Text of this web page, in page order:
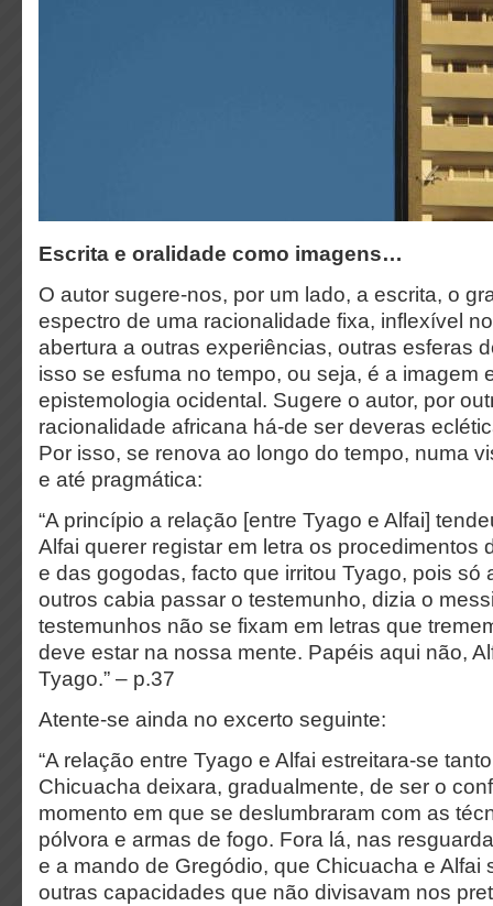
Escrita e oralidade como imagens…
O autor sugere-nos, por um lado, a escrita, o
espectro de uma racionalidade fixa, inflexível
abertura a outras experiências, outras esferas
isso se esfuma no tempo, ou seja, é a imagem
epistemologia ocidental. Sugere o autor, por
racionalidade africana há-de ser deveras
Por isso, se renova ao longo do tempo, numa
e até pragmática:
“A princípio a relação [entre Tyago e Alfai]
Alfai querer registar em letra os procedimentos
e das gogodas, facto que irritou Tyago, pois só
outros cabia passar o testemunho, dizia o
testemunhos não se fixam em letras que
deve estar na nossa mente. Papéis aqui não,
Tyago.” – p.37
Atente-se ainda no excerto seguinte:
“A relação entre Tyago e Alfai estreitara-se
Chicuacha deixara, gradualmente, de ser o
momento em que se deslumbraram com as
pólvora e armas de fogo. Fora lá, nas
e a mando de Gregódio, que Chicuacha e Alfai
outras capacidades que não divisavam nos